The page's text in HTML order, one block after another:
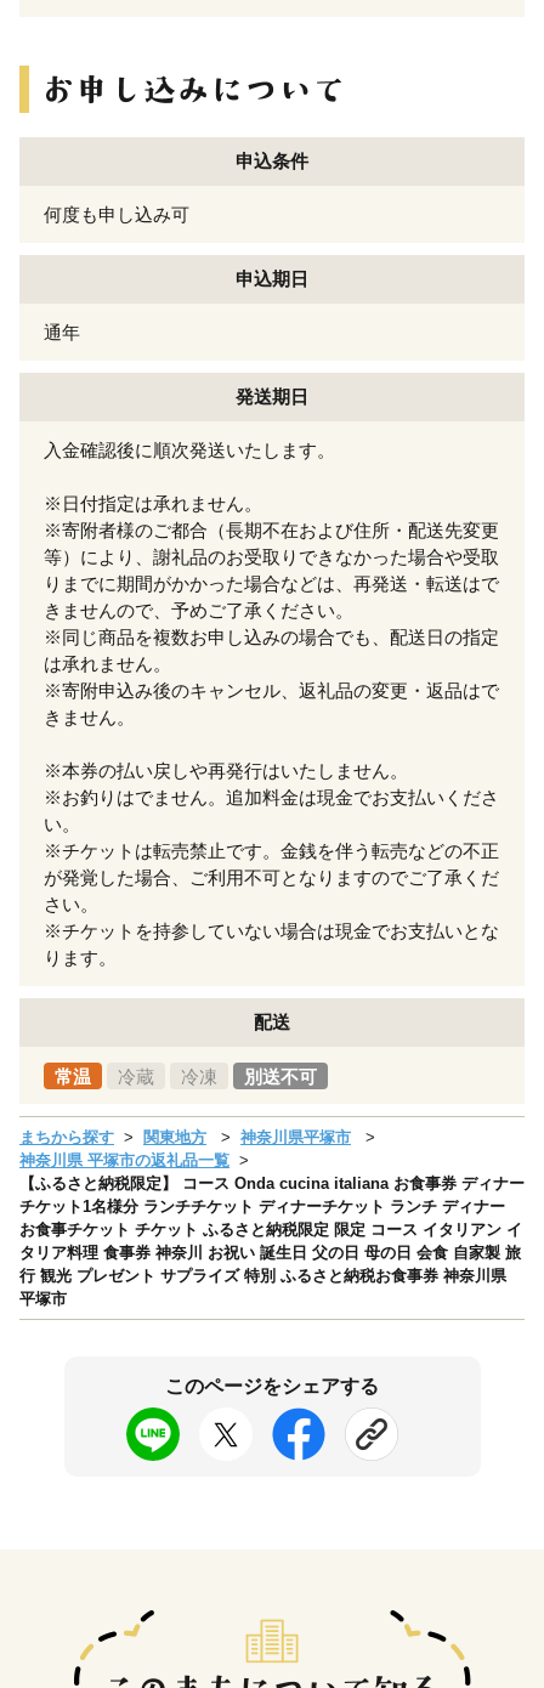
申込条件
何度も申し込み可
申込期日
通年
発送期日
入金確認後に順次発送いたします。
※日付指定は承れません。
※寄附者様のご都合（長期不在および住所・配送先変更
等）により、謝礼品のお受取りできなかった場合や受取
りまでに期間がかかった場合などは、再発送・転送はで
きませんので、予めご了承ください。
※同じ商品を複数お申し込みの場合でも、配送日の指定
は承れません。
※寄附申込み後のキャンセル、返礼品の変更・返品はで
きません。
※本券の払い戻しや再発行はいたしません。
※お釣りはでません。追加料金は現金でお支払いくださ
い。
※チケットは転売禁止です。金銭を伴う転売などの不正
が発覚した場合、ご利用不可となりますのでご了承くだ
さい。
※チケットを持参していない場合は現金でお支払いとな
ります。
配送
常温 冷蔵 冷凍 別送不可
まちから探す 関東地方
神奈川県平塚市
神奈川県 平塚市の返礼品一覧
【ふるさと納税限定】 コース Onda cucina italiana お食事券 ディナー
チケット1名様分 ランチチケット ディナーチケット ランチ ディナー
お食事チケット チケット ふるさと納税限定 限定 コース イタリアン イ
タリア料理 食事券 神奈川 お祝い 誕生日 父の日 母の日 会食 自家製 旅
行 観光 プレゼント サプライズ 特別 ふるさと納税お食事券 神奈川県
平塚市
このページをシェアする